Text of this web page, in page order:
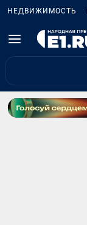
НЕДВИЖИМОСТЬ